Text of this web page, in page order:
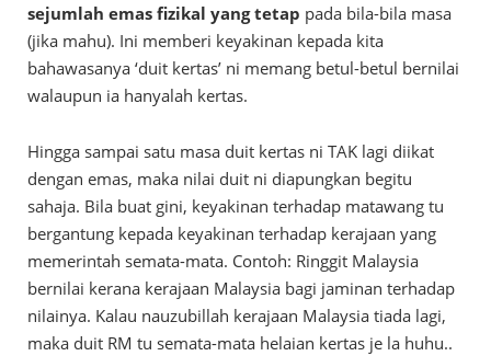
sejumlah emas fizikal yang tetap pada bila-bila masa
(jika mahu). Ini memberi keyakinan kepada kita
bahawasanya ‘duit kertas’ ni memang betul-betul bernilai
walaupun ia hanyalah kertas.
Hingga sampai satu masa duit kertas ni TAK lagi diikat
dengan emas, maka nilai duit ni diapungkan begitu
sahaja. Bila buat gini, keyakinan terhadap matawang tu
bergantung kepada keyakinan terhadap kerajaan yang
memerintah semata-mata. Contoh: Ringgit Malaysia
bernilai kerana kerajaan Malaysia bagi jaminan terhadap
nilainya. Kalau nauzubillah kerajaan Malaysia tiada lagi,
maka duit RM tu semata-mata helaian kertas je la huhu..